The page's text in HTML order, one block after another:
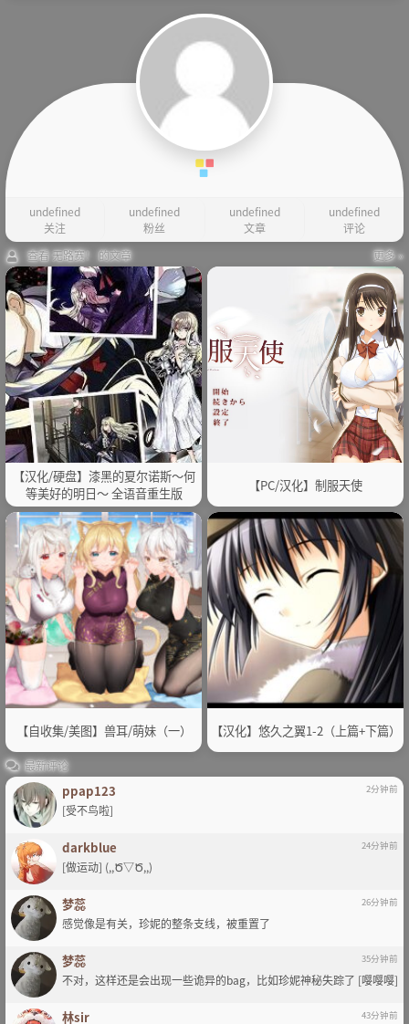
undefined
关注
undefined
粉丝
undefined
文章
undefined
评论
查看 无路赛！ 的文章
更多 »
【汉化/硬盘】漆黑的夏尔诺斯～何
等美好的明日～ 全语音重生版
【PC/汉化】制服天使
【自收集/美图】兽耳/萌妹（一） 【汉化】悠久之翼1-2（上篇+下篇）
最新评论
ppap123 2分钟前
[受不鸟啦]
darkblue 24分钟前
[做运动] (,,Ծ▽Ծ,,)
梦蕊 26分钟前
感觉像是有关，珍妮的整条支线，被重置了
梦蕊 35分钟前
不对，这样还是会出现一些诡异的bag，比如珍妮神秘失踪了 [嘤嘤嘤]
林sir 43分钟前